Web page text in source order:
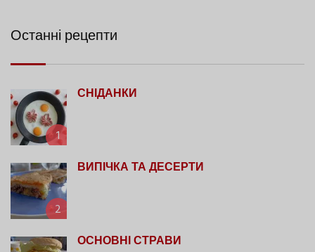
Останні рецепти
1
СНІДАНКИ
2
ВИПІЧКА ТА ДЕСЕРТИ
ОСНОВНІ СТРАВИ